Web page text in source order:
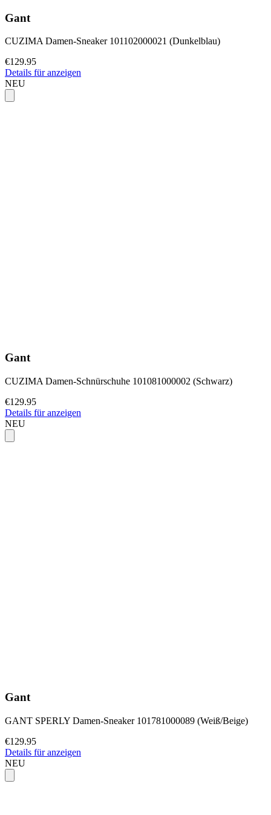
Gant
CUZIMA Damen-Sneaker 101102000021 (Dunkelblau)
€129.95
Details für anzeigen
NEU
Gant
CUZIMA Damen-Schnürschuhe 101081000002 (Schwarz)
€129.95
Details für anzeigen
NEU
Gant
GANT SPERLY Damen-Sneaker 101781000089 (Weiß/Beige)
€129.95
Details für anzeigen
NEU